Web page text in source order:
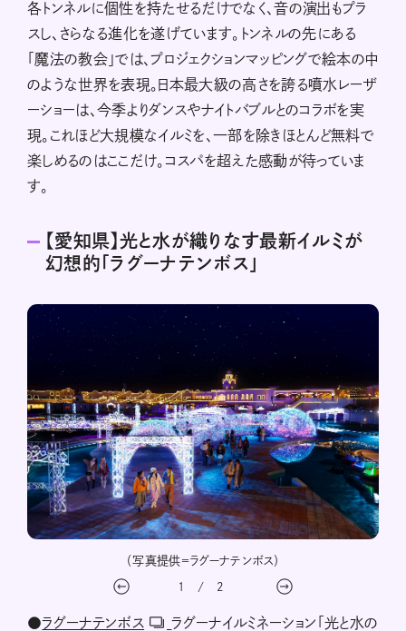
各トンネルに個性を持たせるだけでなく、音の演出もプラ
スし、さらなる進化を遂げています。トンネルの先にある
「魔法の教会」では、プロジェクションマッピングで絵本の中
のような世界を表現。日本最大級の高さを誇る噴水レーザ
ーショーは、今季よりダンスやナイトバブルとのコラボを実
現。これほど大規模なイルミを、一部を除きほとんど無料で
楽しめるのはここだけ。コスパを超えた感動が待っていま
す。
【愛知県】光と水が織りなす最新イルミが
幻想的「ラグーナテンボス」
（写真提供＝ラグーナテンボス）
1 / 2
●ラグーナテンボス
ラグーナイルミネーション「光と水の